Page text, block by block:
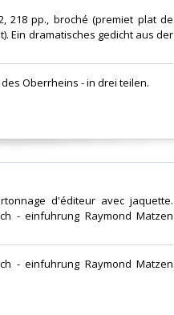
218 pp., broché (premiet plat de
Ein dramatisches gedicht aus der
Oberrheins - in drei teilen.‎
d'éditeur avec jaquette.
- einfuhrung Raymond Matzen
- einfuhrung Raymond Matzen